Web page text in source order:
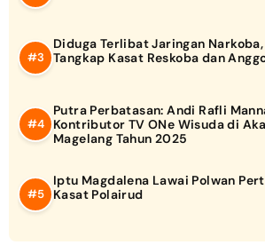
Diduga Terlibat Jaringan
Tangkap Kasat Reskoba dan
Putra Perbatasan: Andi Rafli
Kontributor TV ONe Wisuda di
Magelang Tahun 2025
Iptu Magdalena Lawai Polwan
Kasat Polairud